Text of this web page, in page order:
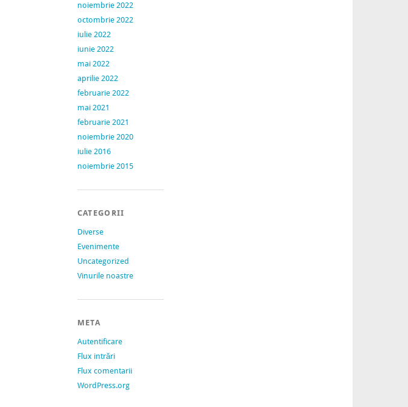
noiembrie 2022
octombrie 2022
iulie 2022
iunie 2022
mai 2022
aprilie 2022
februarie 2022
mai 2021
februarie 2021
noiembrie 2020
iulie 2016
noiembrie 2015
CATEGORII
Diverse
Evenimente
Uncategorized
Vinurile noastre
META
Autentificare
Flux intrări
Flux comentarii
WordPress.org